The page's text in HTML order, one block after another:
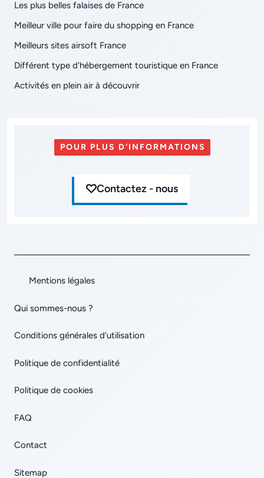
Les plus belles falaises de France
Meilleur ville pour faire du shopping en France
Meilleurs sites airsoft France
Différent type d'hébergement touristique en France
Activités en plein air à découvrir
POUR PLUS D'INFORMATIONS
Contactez - nous
Mentions légales
Qui sommes-nous ?
Conditions générales d’utilisation
Politique de confidentialité
Politique de cookies
FAQ
Contact
Sitemap